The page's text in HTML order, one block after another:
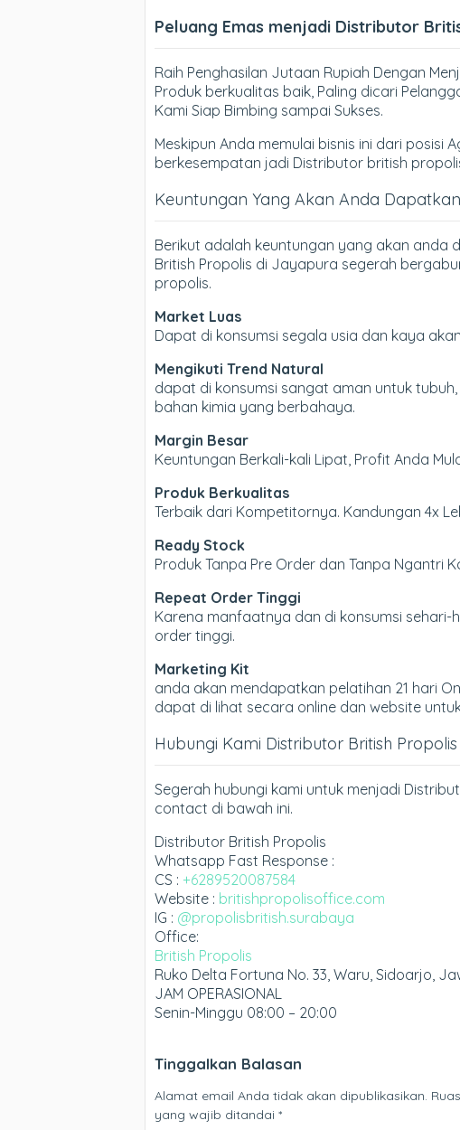
Peluang Emas menjadi Distributor
Raih Penghasilan Jutaan Rupiah Dengan
Produk berkualitas baik, Paling dicari
Kami Siap Bimbing sampai Sukses.
Meskipun Anda memulai bisnis ini dari posisi
berkesempatan jadi Distributor british
Keuntungan Yang Akan Anda
Berikut adalah keuntungan yang akan
British Propolis di Jayapura segerah
propolis.
Market Luas
Dapat di konsumsi segala usia dan kaya
Mengikuti Trend Natural
dapat di konsumsi sangat aman untuk
bahan kimia yang berbahaya.
Margin Besar
Keuntungan Berkali-kali Lipat, Profit Anda
Produk Berkualitas
Terbaik dari Kompetitornya. Kandungan 4x
Ready Stock
Produk Tanpa Pre Order dan Tanpa Ngantri
Repeat Order Tinggi
Karena manfaatnya dan di konsumsi
order tinggi.
Marketing Kit
anda akan mendapatkan pelatihan 21 hari
dapat di lihat secara online dan website
Hubungi Kami Distributor British Propolis
Segerah hubungi kami untuk menjadi
contact di bawah ini.
Distributor British Propolis
Whatsapp Fast Response :
CS : +6289520087584
Website : britishpropolisoffice.com
IG : @propolisbritish.surabaya
Office:
British Propolis
Ruko Delta Fortuna No. 33, Waru, Sidoarjo,
JAM OPERASIONAL
Senin-Minggu 08:00 – 20:00
Tinggalkan Balasan
Alamat email Anda tidak akan dipublikasikan. Ruas
yang wajib ditandai *